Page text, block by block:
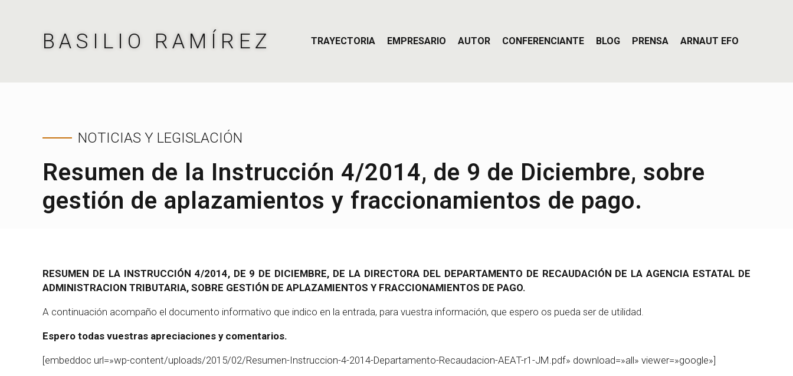
BASILIO RAMÍREZ TRAYECTORIA EMPRESARIO AUTOR CONFERENCIANTE BLOG PRENSA ARNAUT EFO
NOTICIAS Y LEGISLACIÓN
Resumen de la Instrucción 4/2014, de 9 de Diciembre, sobre
gestión de aplazamientos y fraccionamientos de pago.
RESUMEN DE LA INSTRUCCIÓN 4/2014, DE 9 DE DICIEMBRE, DE LA DIRECTORA DEL DEPARTAMENTO DE RECAUDACIÓN DE LA AGENCIA ESTATAL DE
ADMINISTRACION TRIBUTARIA, SOBRE GESTIÓN DE APLAZAMIENTOS Y FRACCIONAMIENTOS DE PAGO.
A continuación acompaño el documento informativo que indico en la entrada, para vuestra información, que espero os pueda ser de utilidad.
Espero todas vuestras apreciaciones y comentarios.
[embeddoc url=»wp-content/uploads/2015/02/Resumen-Instruccion-4-2014-Departamento-Recaudacion-AEAT-r1-JM.pdf» download=»all» viewer=»google»]